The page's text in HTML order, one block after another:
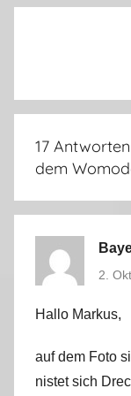
r
W
o
o
b
l
17
dem
2.
Hallo Markus,
auf dem Foto
nistet sich